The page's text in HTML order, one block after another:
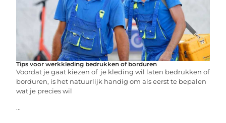
Tips voor werkkleding bedrukken of borduren
Voordat je gaat kiezen of je kleding wil laten bedrukken of
borduren, is het natuurlijk handig om als eerst te bepalen
wat je precies wil
...